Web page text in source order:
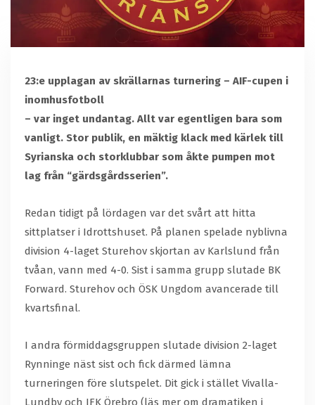
23:e upplagan av skrällarnas turnering – AIF-cupen i
inomhusfotboll
– var inget undantag. Allt var egentligen bara som
vanligt. Stor publik, en mäktig klack med kärlek till
Syrianska och storklubbar som åkte pumpen mot
lag från “gärdsgårdsserien”.
Redan tidigt på lördagen var det svårt att hitta
sittplatser i Idrottshuset. På planen spelade nyblivna
division 4-laget Sturehov skjortan av Karlslund från
tvåan, vann med 4-0. Sist i samma grupp slutade BK
Forward. Sturehov och ÖSK Ungdom avancerade till
kvartsfinal.
I andra förmiddagsgruppen slutade division 2-laget
Rynninge näst sist och fick därmed lämna
turneringen före slutspelet. Dit gick i stället Vivalla-